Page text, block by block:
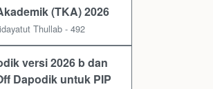
(TKA) 2026
Thullab - 492
versi 2026 b dan
Dapodik untuk PIP